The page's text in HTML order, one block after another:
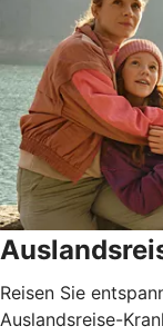
Reisen Sie
Auslandsreise-